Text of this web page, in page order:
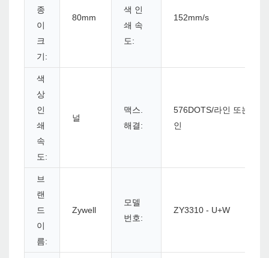
종
이
크
기:
80mm
색 인
쇄 속
도:
152mm/s
색
상
인
쇄
속
도:
널
맥스.
해결:
576DOTS/라인 또는
인
브
랜
드
이
름:
Zywell
모델
번호:
ZY3310 - U+W